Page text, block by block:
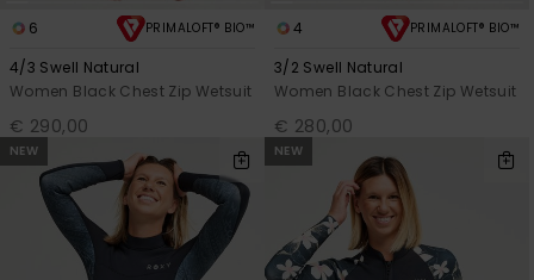
6 PRIMALOFT® BIO™
4/3 Swell Natural
Women Black Chest Zip Wetsuit
€ 290,00
4 PRIMALOFT® BIO™
3/2 Swell Natural
Women Black Chest Zip Wetsuit
€ 280,00
NEW NEW